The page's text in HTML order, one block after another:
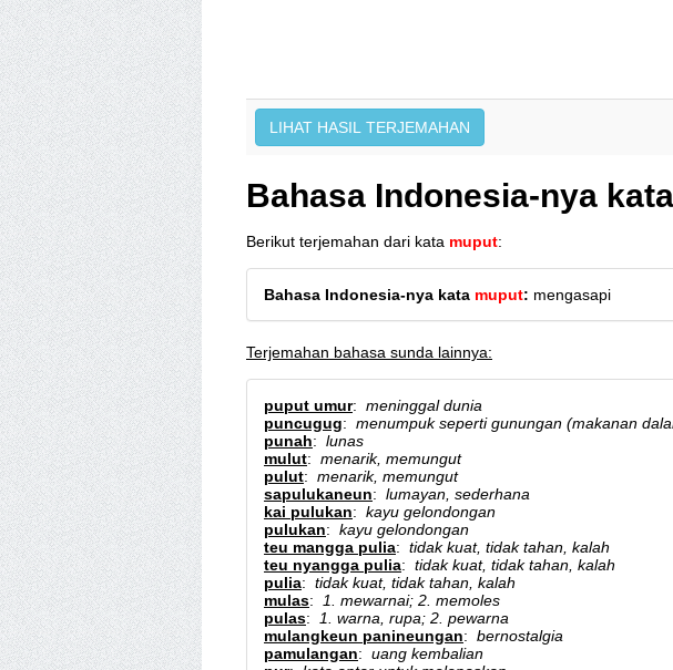
Bahasa Indonesia-nya
Berikut terjemahan dari kata muput:
Bahasa Indonesia-nya kata muput: mengasapi
Terjemahan bahasa sunda lainnya:
puput umur: meninggal dunia
puncugug: menumpuk seperti gunungan (makanan
punah: lunas
mulut: menarik, memungut
pulut: menarik, memungut
sapulukaneun: lumayan, sederhana
kai pulukan: kayu gelondongan
pulukan: kayu gelondongan
teu mangga pulia: tidak kuat, tidak tahan, kalah
teu nyangga pulia: tidak kuat, tidak tahan, kalah
pulia: tidak kuat, tidak tahan, kalah
mulas:
1. mewarnai; 2. memoles
pulas:
1. warna, rupa; 2. pewarna
mulangkeun panineungan: bernostalgia
pamulangan: uang kembalian